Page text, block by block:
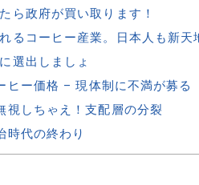
ら政府が買い取ります！
るコーヒー産業。日本人も新天
選出しましょ
ヒー価格 – 現体制に不満が募る
視しちゃえ！支配層の分裂
時代の終わり